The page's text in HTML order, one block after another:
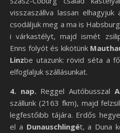
visszaszállva lassan
csodáljuk meg a ma is
i várkastélyt, majd ismét
Enns folyót és kikötünk
Linzbe utazunk: rövid séta a
elfoglaljuk szállásunkat.
4. nap.Reggel Autóbusszal
szállunk (2163 fkm), majd
legfestőibb tájára. Erdős
el a Dunauschlingét, a Duna